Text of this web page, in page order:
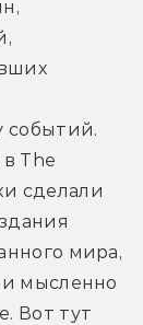
событий.
The
сделали
мира,
мысленно
Вот тут